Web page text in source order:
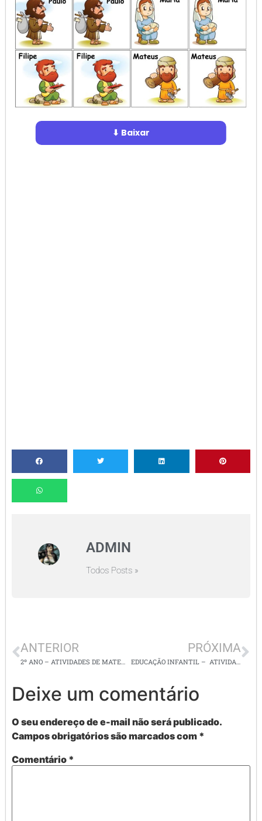
⬇ Baixar
ADMIN
Todos Posts »
ANTERIOR PRÓXIMA
Deixe um comentário
O seu endereço de e-mail não será publicado.
Campos obrigatórios são marcados com *
Comentário *